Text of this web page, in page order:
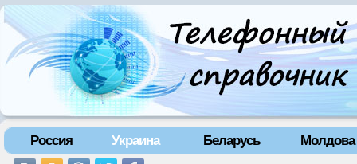
Россия Украина Беларусь Молдова